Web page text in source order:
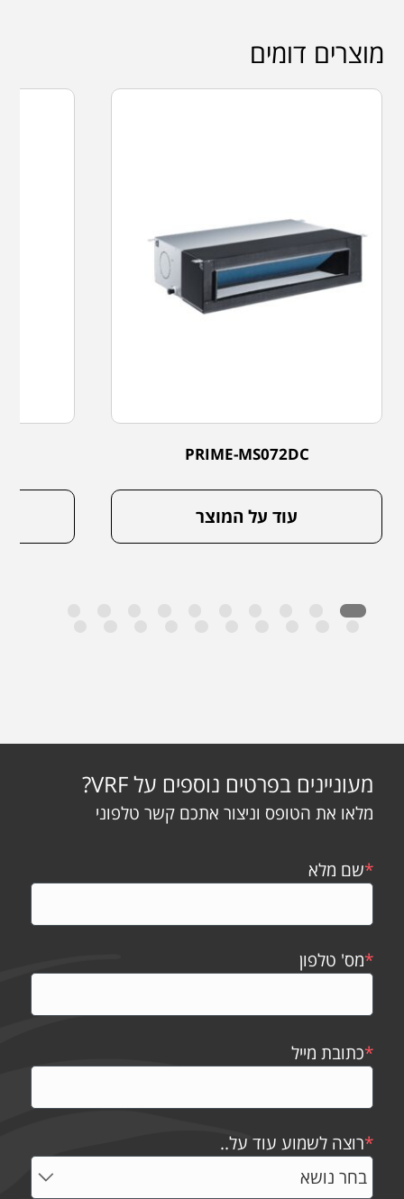
מוצרים דומים
PRIME-MS072DC
עוד על המוצר
מעוניינים בפרטים נוספים על VRF?
מלאו את הטופס וניצור אתכם קשר טלפוני
*שם מלא
*מס' טלפון
*כתובת מייל
*רוצה לשמוע עוד על..